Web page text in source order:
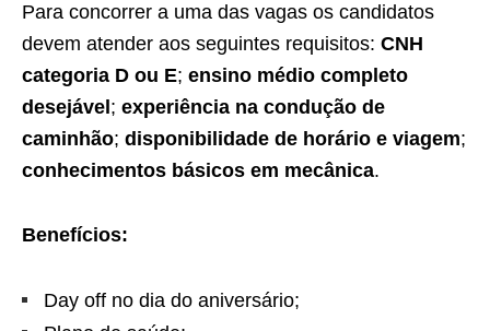
Para concorrer a uma das vagas os candidatos
devem atender aos seguintes requisitos: CNH
categoria D ou E; ensino médio completo
desejável ; experiência na condução de
caminhão; disponibilidade de horário e viagem;
conhecimentos básicos em mecânica.
Benefícios:
Day off no dia do aniversário;